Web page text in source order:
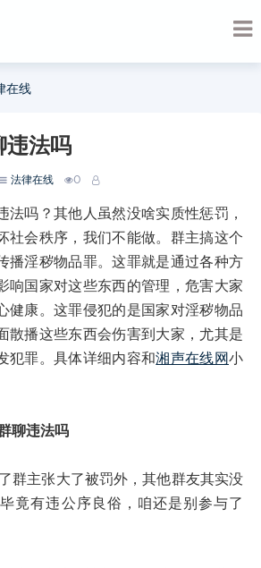
在线
违法吗
法律在线 0
吗？其他人虽然没啥实质性惩罚，
社会秩序，我们不能做。群主搞这个
播淫秽物品罪。这罪就是通过各种方
响国家对这些东西的管理，危害大家
健康。这罪侵犯的是国家对淫秽物品
散播这些东西会伤害到大家，尤其是
犯罪。具体详细内容和湘声在线网小
聊违法吗
主张大了被罚外，其他群友其实没
竟有违公序良俗，咱还是别参与了